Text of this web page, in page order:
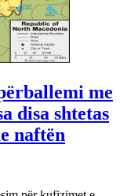
me
disa shtetas
naftën